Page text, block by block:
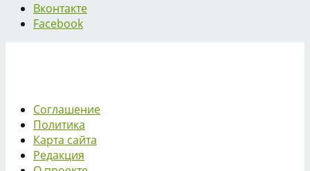
Вконтакте
Facebook
Соглашение
Политика
Карта сайта
Редакция